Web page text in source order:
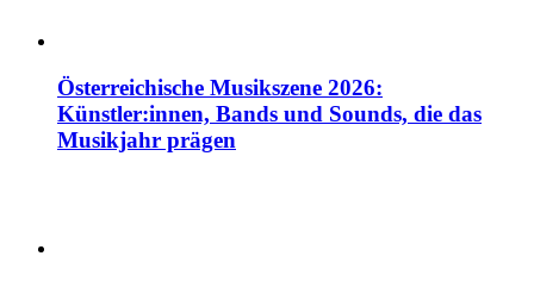
Österreichische Musikszene 2026:
Künstler:innen, Bands und Sounds, die das
Musikjahr prägen